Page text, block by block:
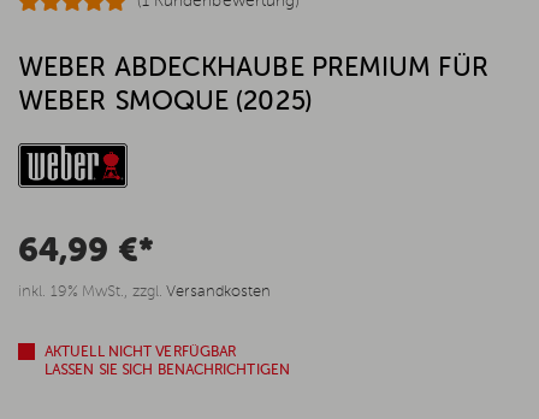
WEBER ABDECKHAUBE PREMIUM FÜR
WEBER SMOQUE (2025)
64,99 €*
inkl. 19% MwSt., zzgl.Versandkosten
AKTUELL NICHT VERFÜGBAR
LASSEN SIE SICH BENACHRICHTIGEN